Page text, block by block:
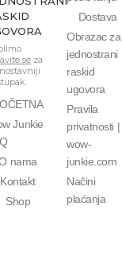
se za
Junkie
nama
Kontakt
Shop
Dostava
Obrazac za
jednostrani
raskid
ugovora
Pravila
privatnosti |
wow-
junkie.com
Načini
plaćanja